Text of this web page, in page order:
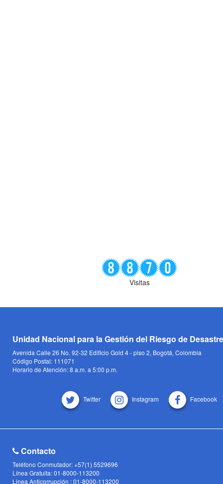
Visitas
Unidad Nacional para la Gestión del Riesgo de
Avenida Calle 26 No. 92-32 Edificio Gold 4 - piso 2, Bogotá, Colombia
Código Postal: 111071
Horario de Atención: 8 a.m. a 5:00 p.m.
Twitter Instagram Facebook
Contacto
Teléfono Conmutador: +57(1) 5529696
Línea Gratuita: 01-8000-113200
Linea Anticorrupción : 01-8000-113200